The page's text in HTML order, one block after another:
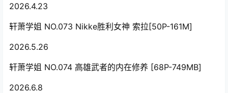
2026.4.23
轩萧学姐 NO.073 Nikke胜利女神 索拉[50P-161M]
2026.5.26
轩萧学姐 NO.074 高雄武者的内在修养 [68P-749MB]
2026.6.8